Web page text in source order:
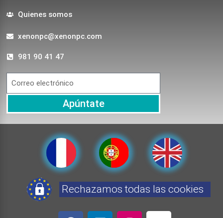
Quienes somos
xenonpc@xenonpc.com
981 90 41 47
Apúntate
Rechazamos todas las cookies